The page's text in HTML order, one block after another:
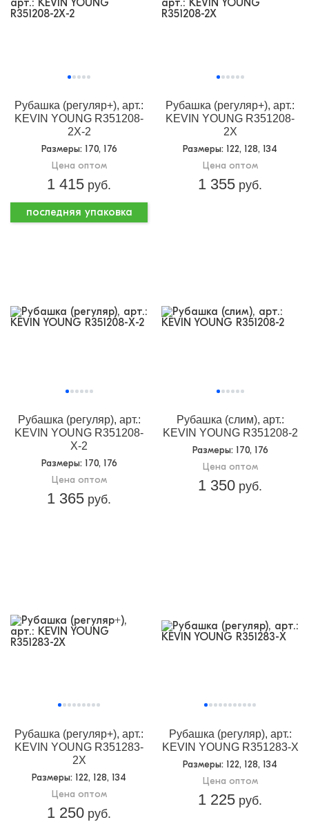
Рубашка (регуляр+), арт.:
KEVIN YOUNG R351208-
2Х-2
Размеры: 170, 176
Цена оптом
1 415 руб.
Рубашка (регуляр+), арт.:
KEVIN YOUNG R351208-
2X
Размеры: 122, 128, 134
Цена оптом
1 355 руб.
последняя упаковка
Рубашка (регуляр), арт.:
KEVIN YOUNG R351208-
Х-2
Размеры: 170, 176
Цена оптом
1 365 руб.
Рубашка (слим), арт.:
KEVIN YOUNG R351208-2
Размеры: 170, 176
Цена оптом
1 350 руб.
Рубашка (регуляр+), арт.:
KEVIN YOUNG R351283-
2X
Размеры: 122, 128, 134
Цена оптом
1 250 руб.
Рубашка (регуляр), арт.:
KEVIN YOUNG R351283-X
Размеры: 122, 128, 134
Цена оптом
1 225 руб.